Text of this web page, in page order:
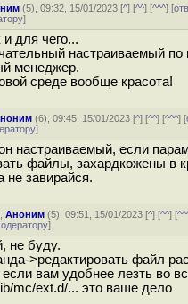
(5), 09:32, 15/01/2023 [^] [^^] [^^^] [
]
и для чего...
настраиваемый
менеджер.
среде вообще красота!
(6), 09:45, 15/01/2023 [^] [^^] [^^^] [
]
настраиваемый, если
файлы, захардкожены в
не завирайся.
,Аноним (5), 09:51, 15/01/2023 [^] [^^] [
]
не буду.
>редактировать файл
вам удобнее лезть во
mc/ext.d/... это ваше дело